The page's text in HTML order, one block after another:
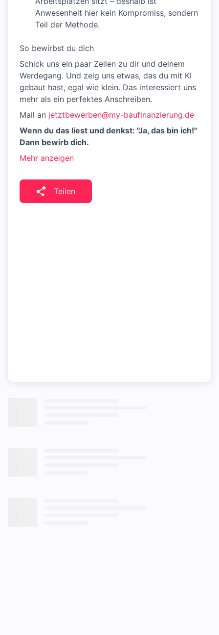
Anwesenheit hier kein Kompromiss, sondern
Teil der Methode.
So bewirbst du dich
Schick uns ein paar Zeilen zu dir und deinem
Werdegang. Und zeig uns etwas, das du mit KI
gebaut hast, egal wie klein. Das interessiert uns
mehr als ein perfektes Anschreiben.
Mail an jetztbewerben@my-baufinanzierung.de
Wenn du das liest und denkst: "Ja, das bin ich!"
Dann bewirb dich.
Mehr anzeigen
Teilen